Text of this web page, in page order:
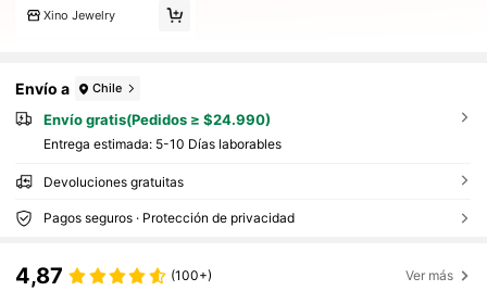
Xino Jewelry
Envío a Chile
Envío gratis(Pedidos ≥ $24.990)
Entrega estimada: 5-10 Días laborables
Devoluciones gratuitas
Pagos seguros · Protección de privacidad
4,87 (100+) Ver más